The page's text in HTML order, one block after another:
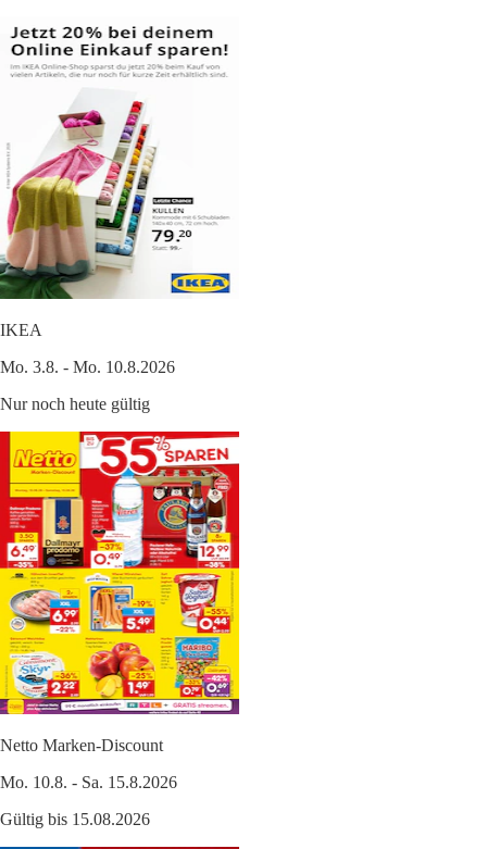
IKEA
Mo. 3.8. - Mo. 10.8.2026
Nur noch heute gültig
Netto Marken-Discount
Mo. 10.8. - Sa. 15.8.2026
Gültig bis 15.08.2026